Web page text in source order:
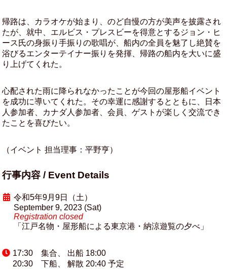
帰路は、カラオケが始まり、のど自慢の方が美声を披露され
たが、就中、エルビス・プレスビーを得意とするジョン・ヒ
ース氏の身振り手振りの歌唱が、船内の全員を魅了し絶賛を
浴びるエンターテイナー振りを発揮、帰路の船内を大いに盛
り上げてくれた。
心配された雨に降られなかったことが今回の屋形船イベント
を成功に導いてくれた。その幸運に感謝するとともに、日本
人参加者、カナダ人参加者、会員、ゲストが楽しく交流でき
たことを喜びたい。
（イベント 担当理事：平野亨）
行事内容 / Event Details
令和5年9月9日（土）
September 9, 2023 (Sat)
Registration closed
「江戸名物・屋形船による東京港・納涼遊覧の夕べ」
17:30 集合、 出船 18:00
20:30 下船、 解散 20:40 予定